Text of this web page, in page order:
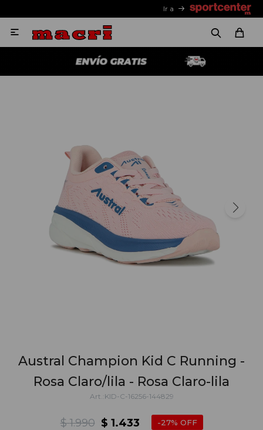
Ir a

Austral Champion Kid C Running -
Rosa Claro/lila - Rosa Claro-lila
KID-C-16256-144829
$ 1.433
$ 1.990 27